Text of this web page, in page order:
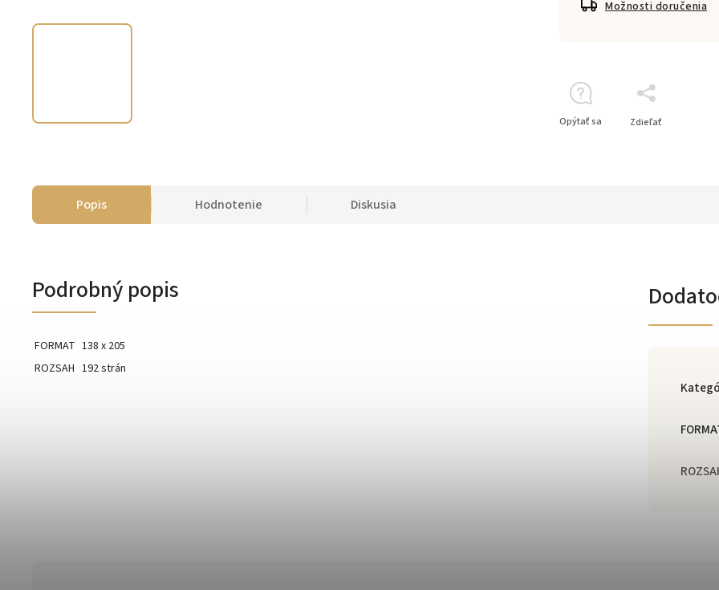
Možnosti doručenia
Opýtať sa Zdieľať
Popis Hodnotenie Diskusia
Podrobný popis
FORMAT 138 x 205
ROZSAH 192 strán